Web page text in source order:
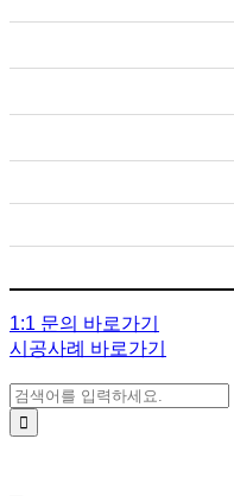
1:1 문의 바로가기
시공사례 바로가기
검색: